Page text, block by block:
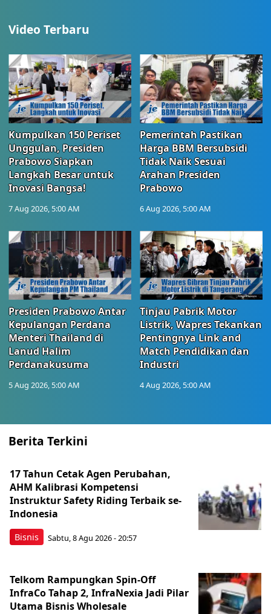
Video Terbaru
Kumpulkan 150 Periset
Unggulan, Presiden
Prabowo Siapkan
Langkah Besar untuk
Inovasi Bangsa!
7 Aug 2026, 5:00 AM
Pemerintah Pastikan
Harga BBM Bersubsidi
Tidak Naik Sesuai
Arahan Presiden
Prabowo
6 Aug 2026, 5:00 AM
Presiden Prabowo Antar
Kepulangan Perdana
Menteri Thailand di
Lanud Halim
Perdanakusuma
5 Aug 2026, 5:00 AM
Tinjau Pabrik Motor
Listrik, Wapres Tekankan
Pentingnya Link and
Match Pendidikan dan
Industri
4 Aug 2026, 5:00 AM
Berita Terkini
Bisnis
17 Tahun Cetak Agen Perubahan,
AHM Kalibrasi Kompetensi
Instruktur Safety Riding Terbaik se-
Indonesia
Sabtu, 8 Agu 2026 - 20:57
Telkom Rampungkan Spin-Off
InfraCo Tahap 2, InfraNexia Jadi Pilar
Utama Bisnis Wholesale